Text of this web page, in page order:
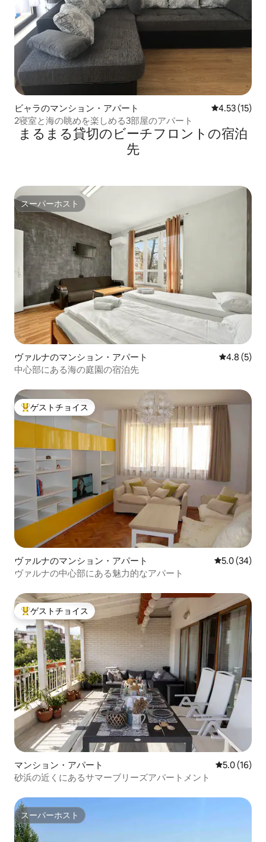
ビャラのマンション・アパート レビュー15
4.53 (15)
2寝室と海の眺めを楽しめる3部屋のアパート
まるまる貸切のビーチフロントの宿泊
先
スーパーホスト
スーパーホスト
ヴァルナのマンション・アパート レビュー5
4.8 (5)
中心部にある海の庭園の宿泊先
大好評のゲストチョイスです。
ゲストチョイス
ヴァルナのマンション・アパート レビュー34
5.0 (34)
ヴァルナの中心部にある魅力的なアパート
大好評のゲストチョイスです。
ゲストチョイス
マンション・アパート レビュー16
5.0 (16)
砂浜の近くにあるサマーブリーズアパートメント
スーパーホスト
スーパーホスト